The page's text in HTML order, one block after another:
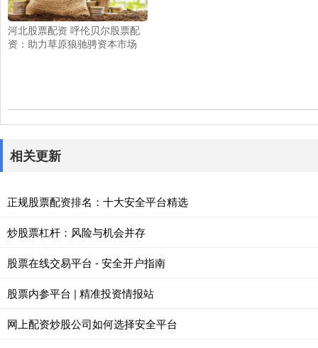
河北股票配资 呼伦贝尔股票配
资：助力草原狼驰骋资本市场
相关更新
正规股票配资排名：十大安全平台精选
炒股票杠杆：风险与机会并存
股票在线交易平台 - 安全开户指南
股票内参平台 | 精准投资情报站
网上配资炒股公司如何选择安全平台